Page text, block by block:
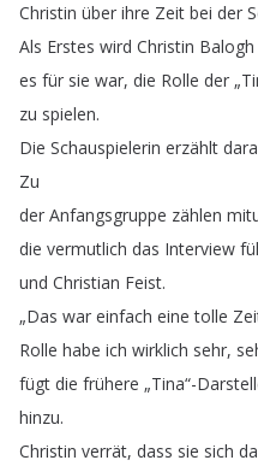
Christin über ihre Zeit bei der
Als Erstes wird Christin Balogh
es für sie war, die Rolle der „
zu spielen.
Die Schauspielerin erzählt
Zu
der Anfangsgruppe zählen
die vermutlich das Interview
und Christian Feist.
„Das war einfach eine tolle
Rolle habe ich wirklich sehr,
fügt die frühere „Tina“-
hinzu.
Christin verrät, dass sie sich